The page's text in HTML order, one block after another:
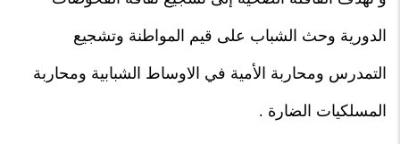
الدورية وحث الشباب على قيم المواطنة وتشجيع
التمدرس ومحاربة الأمية في الاوساط الشبابية ومحاربة
المسلكيات الضارة .